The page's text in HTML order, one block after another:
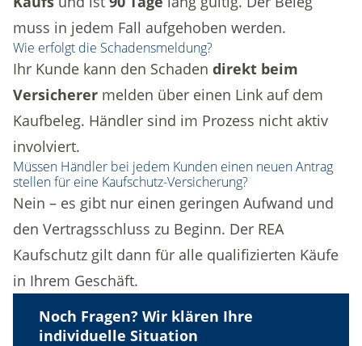
muss in jedem Fall aufgehoben werden.
Wie erfolgt die Schadensmeldung?
Ihr Kunde kann den Schaden direkt beim
Versicherer melden über einen Link auf dem
Kaufbeleg. Händler sind im Prozess nicht aktiv
involviert.
Müssen Händler bei jedem Kunden einen neuen Antrag
stellen für eine Kaufschutz-Versicherung?
Nein – es gibt nur einen geringen Aufwand und
den Vertragsschluss zu Beginn. Der REA
Kaufschutz gilt dann für alle qualifizierten Käufe
in Ihrem Geschäft.
Noch Fragen? Wir klären Ihre
individuelle Situation